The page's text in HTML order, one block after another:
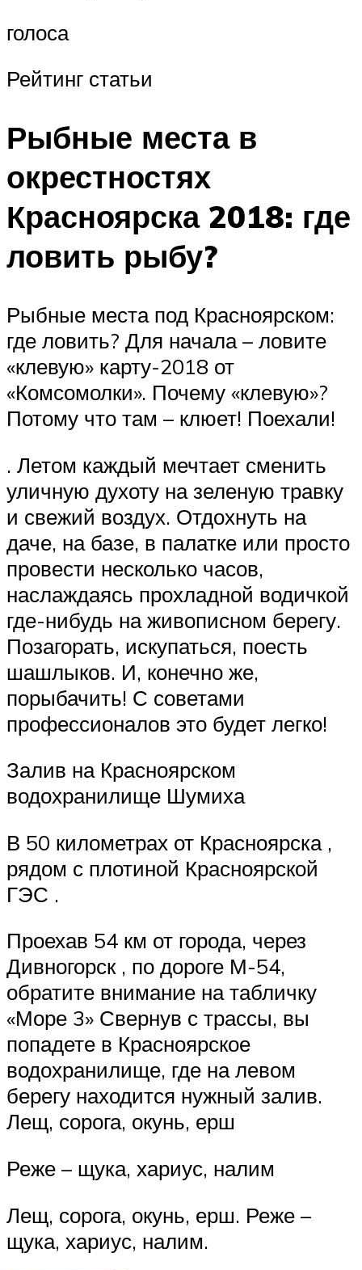
голоса
Рейтинг статьи
Рыбные места в
окрестностях
Красноярска 2018: где
ловить рыбу?
Рыбные места под Красноярском:
где ловить? Для начала – ловите
«клевую» карту-2018 от
«Комсомолки». Почему «клевую»?
Потому что там – клюет! Поехали!
. Летом каждый мечтает сменить
уличную духоту на зеленую травку
и свежий воздух. Отдохнуть на
даче, на базе, в палатке или просто
провести несколько часов,
наслаждаясь прохладной водичкой
где-нибудь на живописном берегу.
Позагорать, искупаться, поесть
шашлыков. И, конечно же,
порыбачить! С советами
профессионалов это будет легко!
Залив на Красноярском
водохранилище Шумиха
В 50 километрах от Красноярска ,
рядом с плотиной Красноярской
ГЭС .
Проехав 54 км от города, через
Дивногорск , по дороге М-54,
обратите внимание на табличку
«Море 3» Свернув с трассы, вы
попадете в Красноярское
водохранилище, где на левом
берегу находится нужный залив.
Лещ, сорога, окунь, ерш
Реже – щука, хариус, налим
Лещ, сорога, окунь, ерш. Реже –
щука, хариус, налим.